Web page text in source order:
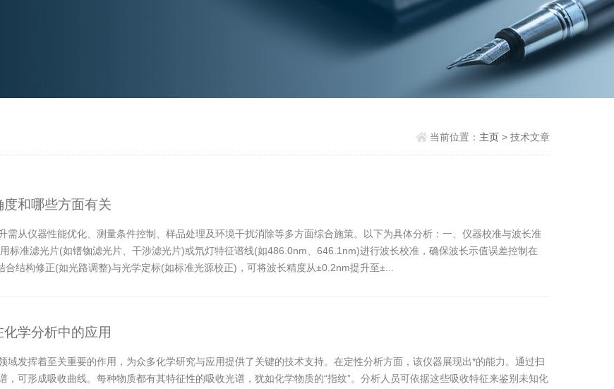
当前位置： 主页> 技术文章
和哪些方面有关
需从仪器性能优化、测量条件控制、样品处理及环境干扰消除等多方面综合施策。以下为具体分析：一、仪器校准与波长准
标准滤光片(如镨铷滤光片、干涉滤光片)或氘灯特征谱线(如486.0nm、646.1nm)进行波长校准，确保波长示值误差控制在
结构修正(如光路调整)与光学定标(如标准光源校正)，可将波长精度从±0.2nm提升至±...
学分析中的应用
域发挥着至关重要的作用，为众多化学研究与应用提供了关键的技术支持。在定性分析方面，该仪器展现出*的能力。通过扫
，可形成吸收曲线。每种物质都有其特征性的吸收光谱，犹如化学物质的“指纹”。分析人员可依据这些吸收特征来鉴别未知化